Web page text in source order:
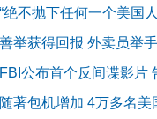
“绝不抛下任何一个美国
善举获得回报 外卖员举
FBI公布首个反间谍影片
随著包机增加 4万多名美